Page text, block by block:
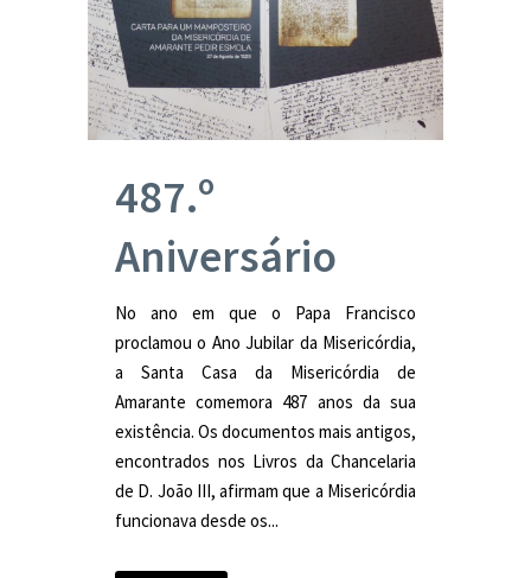
487.º
Aniversário
No ano em que o Papa Francisco
proclamou o Ano Jubilar da Misericórdia,
a Santa Casa da Misericórdia de
Amarante comemora 487 anos da sua
existência. Os documentos mais antigos,
encontrados nos Livros da Chancelaria
de D. João III, afirmam que a Misericórdia
funcionava desde os...